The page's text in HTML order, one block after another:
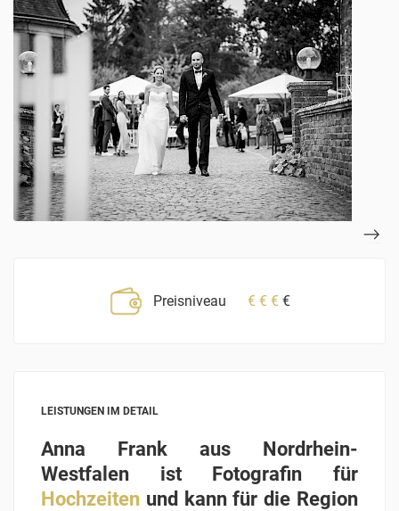
Preisniveau € € € €
LEISTUNGEN IM DETAIL
Anna Frank aus Nordrhein-
Westfalen ist Fotografin für
Hochzeiten und kann für die Region